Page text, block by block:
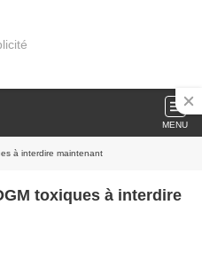
MENU
à interdire maintenant
toxiques à interdire